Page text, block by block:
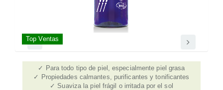
Top Ventas
Para todo tipo de piel, especialmente piel grasa
Propiedades calmantes, purificantes y tonificantes
Suaviza la piel frágil o irritada por el sol